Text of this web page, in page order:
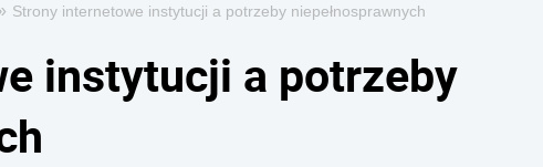
Strony internetowe instytucji a potrzeby niepełnosprawnych
instytucji a potrzeby